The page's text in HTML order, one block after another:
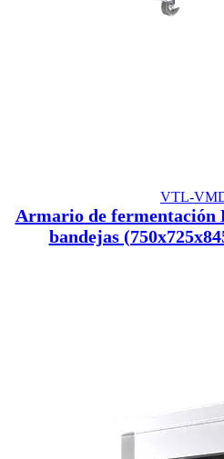
VTL-
Armario de fermentación
bandejas